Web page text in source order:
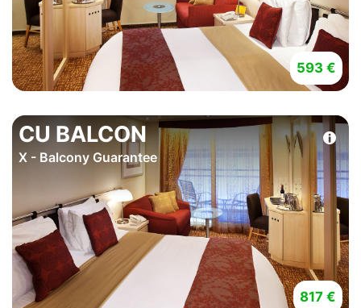
593 €
CU BALCON
X - Balcony Guarantee
817 €